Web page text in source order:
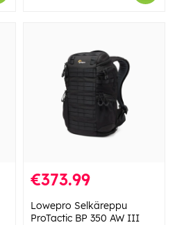
€373.99
Lowepro Selkäreppu
ProTactic BP 350 AW III